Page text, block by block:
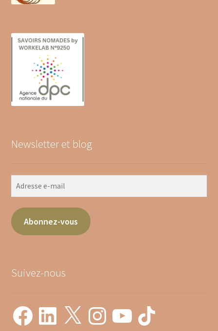
Newsletter et blog
Abonnez-vous
Suivez-nous